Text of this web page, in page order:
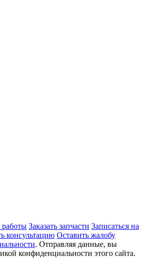
работы Заказать запчасти Записаться на
консультацию Оставить жалобу
. Отправляя данные, вы
конфиденциальности этого сайта.